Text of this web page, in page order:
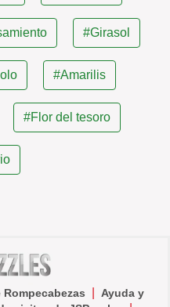
#Girasol
#Amarilis
#Flor del tesoro
Rompecabezas
Ayuda y